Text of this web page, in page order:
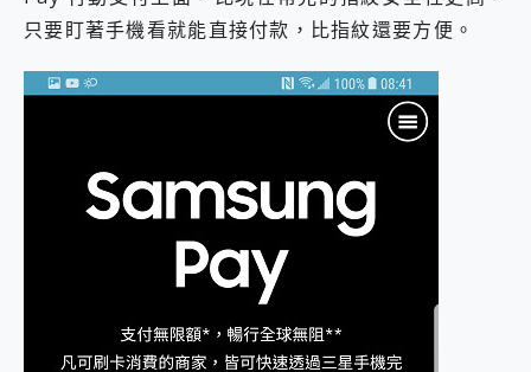
只要盯著手機看就能直接付款，比指紋還要方便。